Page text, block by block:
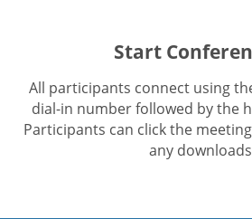
Start
All participants connect using
dial-in number followed by the
Participants can click the
any